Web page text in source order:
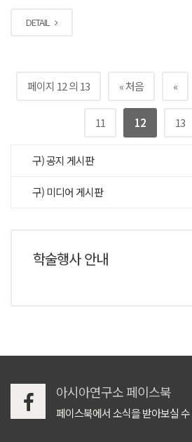
DETAIL
페이지 12 의 13 « 처음 «
11 12 13
구) 공지 게시판
구) 미디어 게시판
학술행사 안내
아시아연구소 페이스북
페이스북에서 소식을 받아보실